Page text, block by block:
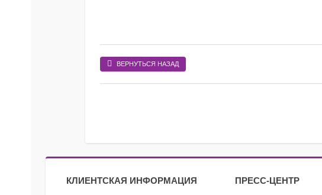
ВЕРНУТЬСЯ НАЗАД
КЛИЕНТСКАЯ ИНФОРМАЦИЯ ПРЕСС-ЦЕНТР